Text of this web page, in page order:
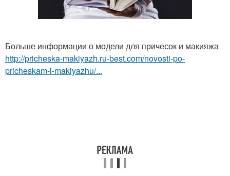
Больше информации о модели для причесок и макияжа
http://pricheska-makiyazh.ru-best.com/novosti-po-
pricheskam-i-makiyazhu/...